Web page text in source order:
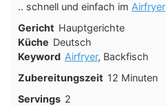
.. schnell und einfach im Airfryer
Gericht Hauptgerichte
Küche Deutsch
Keyword Airfryer, Backfisch
Zubereitungszeit 12Minuten
Minuten
Servings 2